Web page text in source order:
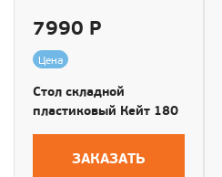
7990 Р
Цена
Стол складной
пластиковый Кейт 180
ЗАКАЗАТЬ